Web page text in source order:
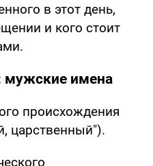
в этот день,
и кого стоит
мужские имена
происхождения
царственный").